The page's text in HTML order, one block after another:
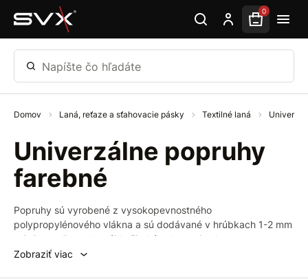
Preskočiť na hlavný obsah 0
Napíšte čo hľadáte
Domov Laná, reťaze a sťahovacie pásky Textilné laná
Univerzálne popruhy
farebné
Popruhy sú vyrobené z vysokopevnostného
polypropylénového vlákna a sú dodávané v hrúbkach 1-2 mm
a 2-3 mm. Popruhy nájdu široké uplatnenie ako v
priemyselných aplikáciách, tak aj v oblasti voľnočasových
Zobraziť viac